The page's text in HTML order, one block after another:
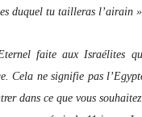
duquel tu tailleras l’airain »
faite aux Israélites
Cela ne signifie pas
dans ce que vous